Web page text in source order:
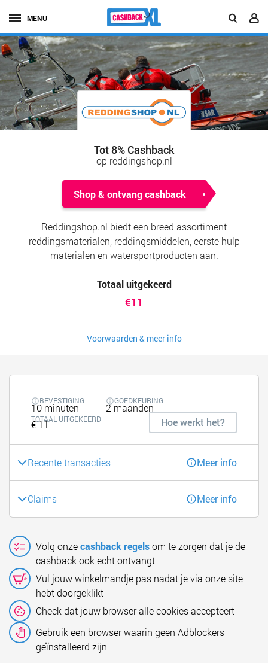
MENU
Tot 8% Cashback
op reddingshop.nl
Shop & ontvang cashback
Reddingshop.nl biedt een breed assortiment
reddingsmaterialen, reddingsmiddelen, eerste hulp
materialen en watersportproducten aan.
Totaal uitgekeerd
€11
Voorwaarden & meer info
BEVESTIGING
10 minuten
GOEDKEURING
2 maanden
TOTAAL UITGEKEERD
€ 11 Hoe werkt het?
Recente transacties Meer info
Claims Meer info
Volg onzecashback regelsom te zorgen dat je de
cashback ook echt ontvangt
Vul jouw winkelmandje pas nadat je via onze site
hebt doorgeklikt
Check dat jouw browser alle cookies accepteert
Gebruik een browser waarin geen Adblockers
geïnstalleerd zijn